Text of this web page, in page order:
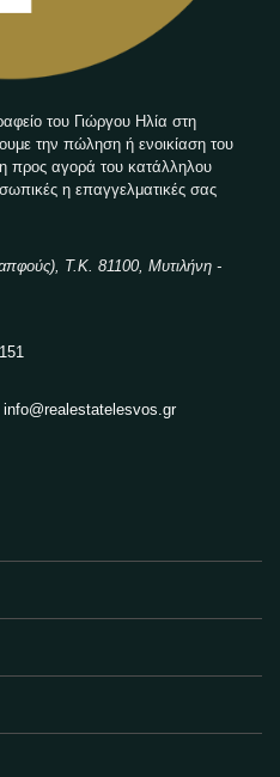
του Γιώργου Ηλία στη
την πώληση ή ενοικίαση του
προς αγορά του κατάλληλου
η επαγγελματικές σας
Τ.Κ. 81100, Μυτιλήνη -